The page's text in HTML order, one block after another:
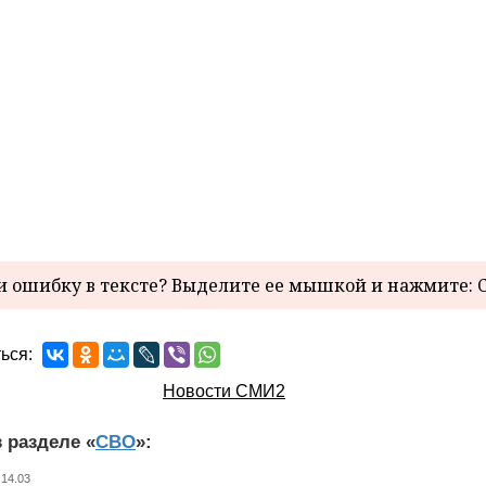
в тексте? Выделите ее мышкой и нажмите:
Новости СМИ2
разделе «СВО»: